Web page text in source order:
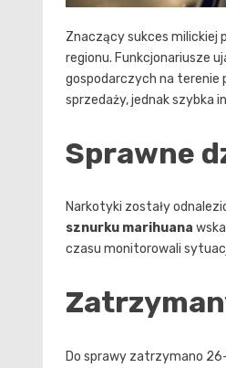
Znaczący sukces milickiej
regionu. Funkcjonariusze
gospodarczych na terenie
sprzedaży, jednak szybka
Sprawne
Narkotyki zostały
sznurku marihuana
czasu monitorowali
Do sprawy zatrzymano